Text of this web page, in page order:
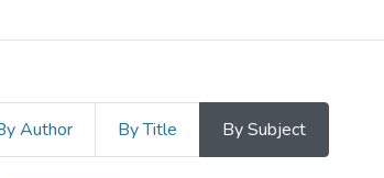
Author By Title By Subject